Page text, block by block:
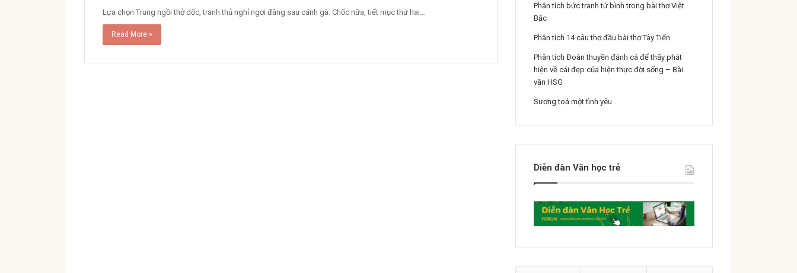
Lựa chọn Trung ngồi thở dốc, tranh thủ nghỉ ngơi đằng sau cánh gà. Chốc nữa, tiết mục thứ hai…
Read More »
Phân tích bức tranh tứ bình trong bài thơ Việt
Bắc
Phân tích 14 câu thơ đầu bài thơ Tây Tiến
Phân tích Đoàn thuyền đánh cá để thấy phát
hiện về cái đẹp của hiện thực đời sống – Bài
văn HSG
Sương toả một tình yêu
Diễn đàn Văn học trẻ